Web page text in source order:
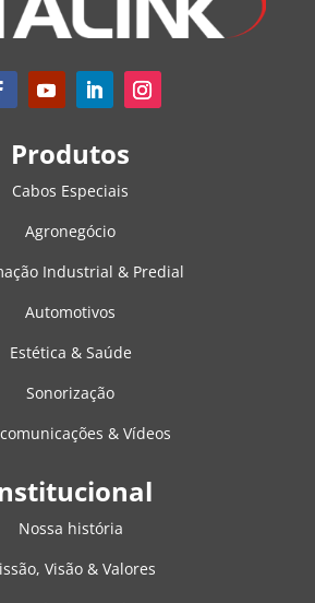
Produtos
Cabos Especiais
Agronegócio
Industrial & Predial
Automotivos
Estética & Saúde
Sonorização
& Vídeos
Nossa história
Visão & Valores